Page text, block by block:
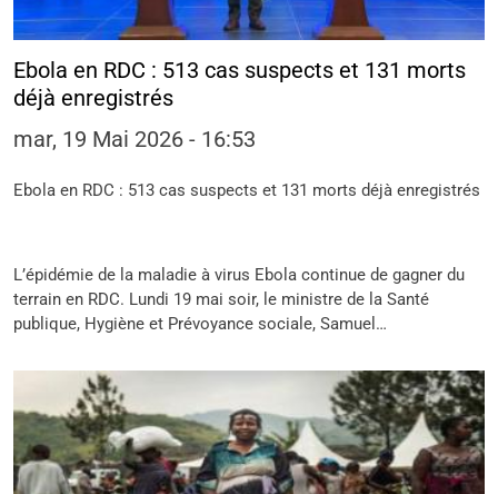
Ebola en RDC : 513 cas suspects et 131 morts
déjà enregistrés
mar, 19 Mai 2026 - 16:53
Ebola en RDC : 513 cas suspects et 131 morts déjà enregistrés
L’épidémie de la maladie à virus Ebola continue de gagner du
terrain en RDC. Lundi 19 mai soir, le ministre de la Santé
publique, Hygiène et Prévoyance sociale, Samuel…